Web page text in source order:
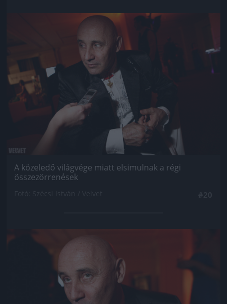
Jön még kép!
A közeledő világvége miatt elsimulnak a régi
összezörrenések
Jön még kép!